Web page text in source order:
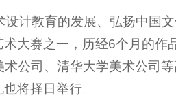
计教育的发展、弘扬中国
大赛之一，历经6个月的作
公司、清华大学美术公司
将择日举行。